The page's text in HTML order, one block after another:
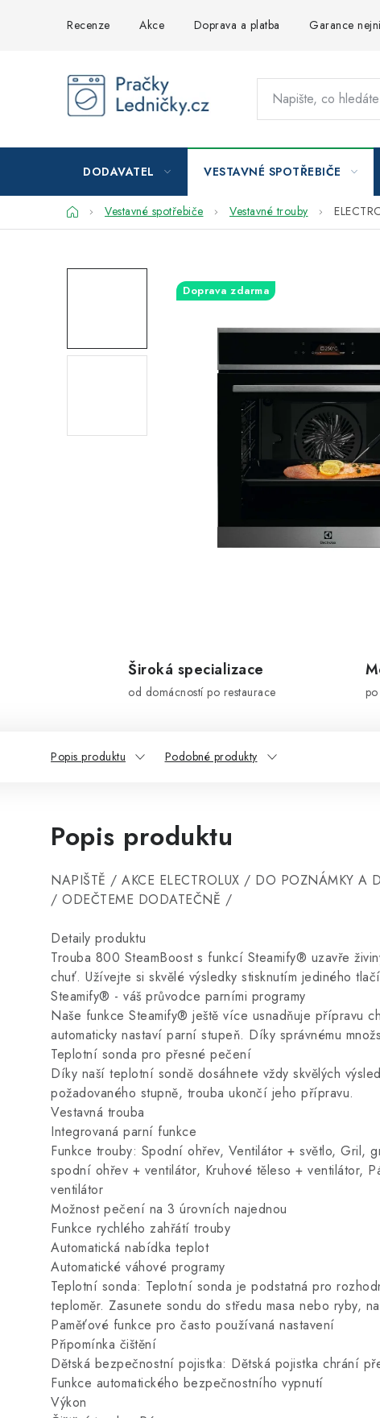
Recenze Akce Doprava a platba Garance
DODAVATEL VESTAVNÉ SPOTŘEBIČE
DomůVestavné spotřebiče Vestavné trouby
Doprava zdarma
Široká specializace
od domácností po restaurace
Popis produktu Podobné produkty
Popis produktu
NAPIŠTĚ / AKCE ELECTROLUX / DO POZNÁMKY A
/ ODEČTEME DODATEČNĚ /
Detaily produktu
Trouba 800 SteamBoost s funkcí Steamify® uzavře
chuť. Užívejte si skvělé výsledky stisknutím jediného
Steamify® - váš průvodce parními programy
Naše funkce Steamify® ještě více usnadňuje přípravu
automaticky nastaví parní stupeň. Díky správnému
Teplotní sonda pro přesné pečení
Díky naší teplotní sondě dosáhnete vždy skvělých
požadovaného stupně, trouba ukončí jeho přípravu.
Vestavná trouba
Integrovaná parní funkce
Funkce trouby: Spodní ohřev, Ventilátor + světlo, Gril,
spodní ohřev + ventilátor, Kruhové těleso + ventilátor,
ventilátor
Možnost pečení na 3 úrovních najednou
Funkce rychlého zahřátí trouby
Automatická nabídka teplot
Automatické váhové programy
Teplotní sonda: Teplotní sonda je podstatná pro
teploměr. Zasunete sondu do středu masa nebo ryby,
Paměťové funkce pro často používaná nastavení
Připomínka čištění
Dětská bezpečnostní pojistka: Dětská pojistka chrání
Funkce automatického bezpečnostního vypnutí
Výkon